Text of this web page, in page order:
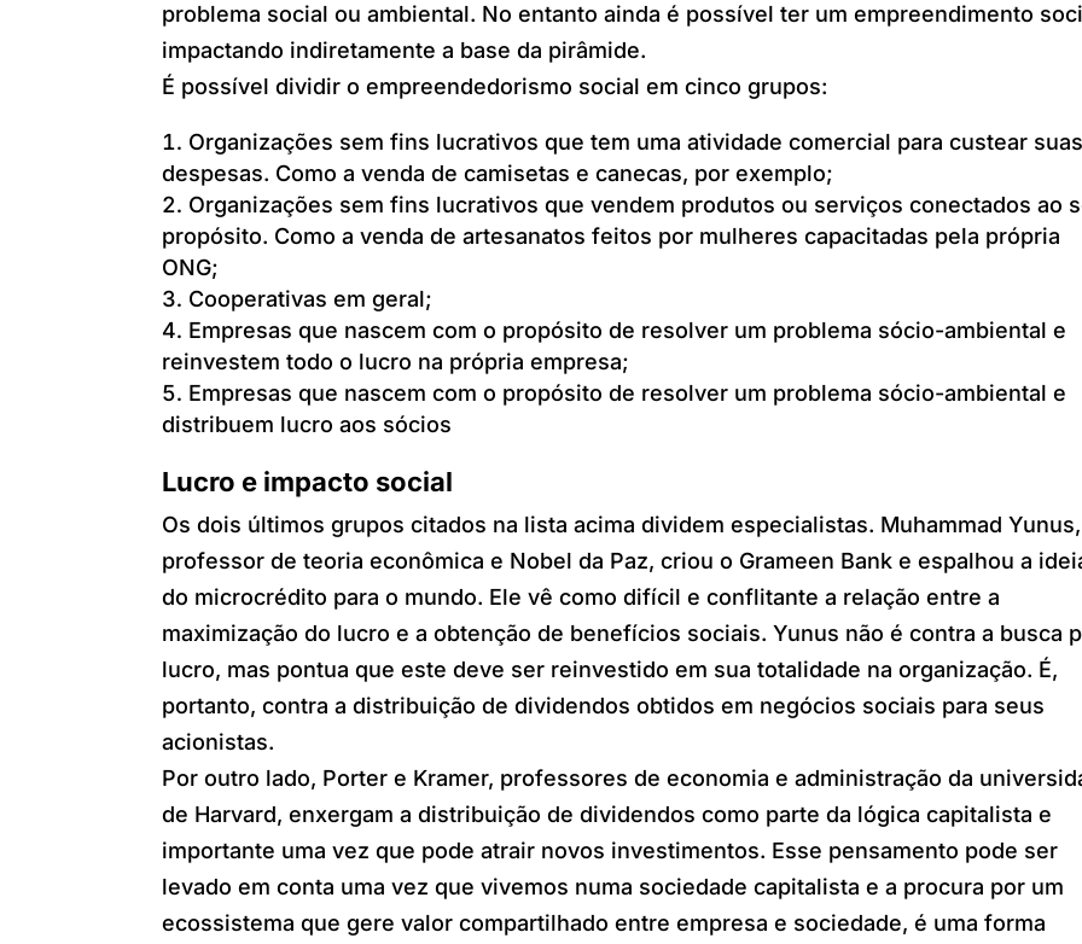
problema social ou ambiental. No entanto ainda é possível ter um empreendimento
impactando indiretamente a base da pirâmide.
É possível dividir o empreendedorismo social em cinco grupos:
Organizações sem fins lucrativos que tem uma atividade comercial para custear suas
despesas. Como a venda de camisetas e canecas, por exemplo;
Organizações sem fins lucrativos que vendem produtos ou serviços conectados ao
propósito. Como a venda de artesanatos feitos por mulheres capacitadas pela própria
ONG;
Cooperativas em geral;
Empresas que nascem com o propósito de resolver um problema sócio-ambiental e
reinvestem todo o lucro na própria empresa;
Empresas que nascem com o propósito de resolver um problema sócio-ambiental e
distribuem lucro aos sócios
Lucro e impacto social
Os dois últimos grupos citados na lista acima dividem especialistas. Muhammad Yunus,
professor de teoria econômica e Nobel da Paz, criou o Grameen Bank e espalhou a
do microcrédito para o mundo. Ele vê como difícil e conflitante a relação entre a
maximização do lucro e a obtenção de benefícios sociais. Yunus não é contra a busca
lucro, mas pontua que este deve ser reinvestido em sua totalidade na organização. É,
portanto, contra a distribuição de dividendos obtidos em negócios sociais para seus
acionistas.
Por outro lado, Porter e Kramer, professores de economia e administração da
de Harvard, enxergam a distribuição de dividendos como parte da lógica capitalista e
importante uma vez que pode atrair novos investimentos. Esse pensamento pode ser
levado em conta uma vez que vivemos numa sociedade capitalista e a procura por um
ecossistema que gere valor compartilhado entre empresa e sociedade, é uma forma